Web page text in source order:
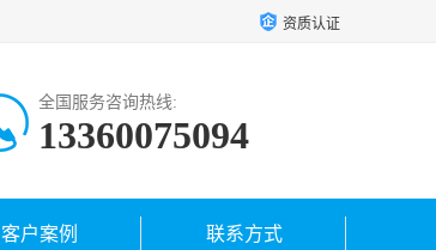
资质认证
全国服务咨询热线:
13360075094
客户案例 联系方式